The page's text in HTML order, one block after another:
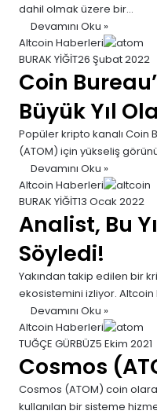
dahil olmak üzere bir…
Devamını Oku »
Altcoin Haberleri
BURAK YİĞİT26 Şubat 2022
Coin
Büyük Yıl
Popüler kripto kanalı Coin
(ATOM) için yükseliş
Devamını Oku »
Altcoin Haberleri
BURAK YİĞİT13 Ocak 2022
Analist, Bu
Söyledi!
Yakından takip edilen bir
ekosistemini izliyor.
Devamını Oku »
Altcoin Haberleri
TUĞÇE GÜRBÜZ5 Ekim 2021
Cosmos
Cosmos (ATOM) coin
kullanılan bir sisteme